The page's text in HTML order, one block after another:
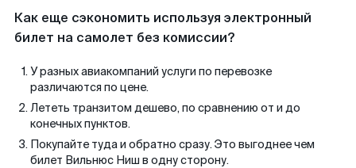
Как еще сэкономить используя электронный
билет на самолет без комиссии?
У разных авиакомпаний услуги по перевозке
различаются по цене.
Лететь транзитом дешево, по сравнению от и до
конечных пунктов.
Покупайте туда и обратно сразу. Это выгоднее чем
билет Вильнюс Ниш в одну сторону.